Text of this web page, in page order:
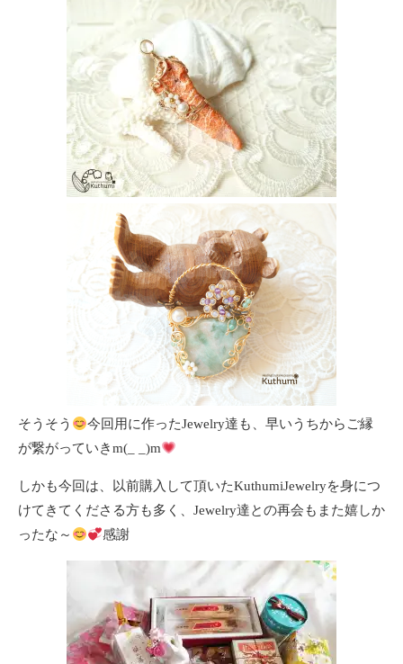
そうそう
今回用に作ったJewelry達も、早いうちからご縁
が繋がっていきm(_ _)m
しかも今回は、以前購入して頂いたKuthumiJewelryを身につ
けてきてくださる方も多く、Jewelry達との再会もまた嬉しか
ったな～
感謝